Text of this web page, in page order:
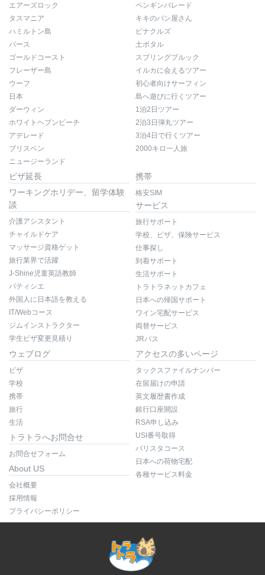
エアーズロック
タスマニア
ハミルトン島
パース
ゴールドコースト
フレーザー島
ウーフ
日本
ダーウィン
ホワイトヘブンビーチ
アデレード
ブリスベン
ニュージーランド
ペンギンパレード
キキのパン屋さん
ピナクルズ
土ボタル
スプリングブルック
イルカに会えるツアー
初心者向けサーフィン
島へ遊びに行くツアー
1泊2日ツアー
2泊3日弾丸ツアー
3泊4日で行くツアー
2000キロ一人旅
ビザ延長
ワーキングホリデー、留学体験
談
介護アシスタント
チャイルドケア
マッサージ資格ゲット
旅行業界で活躍
J-Shine児童英語教師
パティシエ
外国人に日本語を教える
IT/Webコース
ジムインストラクター
学生ビザ変更見積り
携帯
格安SIM
サービス
旅行サポート
学校、ビザ、保険サービス
仕事探し
到着サポート
生活サポート
トラトラネットカフェ
日本への帰国サポート
ワイン宅配サービス
両替サービス
JRパス
ウェブログ
ビザ
学校
携帯
旅行
生活
トラトラへお問合せ
お問合せフォーム
About US
会社概要
採用情報
プライバシーポリシー
アクセスの多いページ
タックスファイルナンバー
在留届けの申請
英文履歴書作成
銀行口座開設
RSA申し込み
USI番号取得
バリスタコース
日本への荷物宅配
各種サービス料金